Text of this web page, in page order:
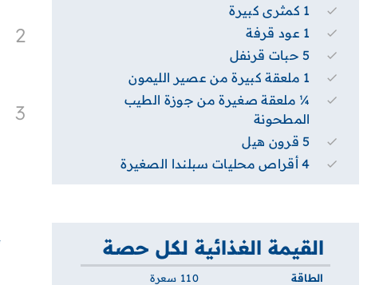
1 كمثرى كبيرة
1 عود قرفة
5 حبات قرنفل
1 ملعقة كبيرة من عصير الليمون
¼ ملعقة صغيرة من جوزة الطيب
المطحونة
5 قرون هيل
4 أقراص محليات سبلندا الصغيرة
القيمة الغذائية لكل حصة
الطاقة
110 سعرة
2
3